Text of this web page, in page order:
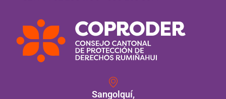
Sangolquí,